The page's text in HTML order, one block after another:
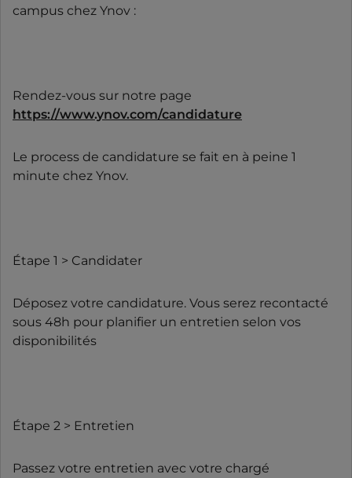
campus chez Ynov :
Rendez-vous sur notre page
https://www.ynov.com/candidature
Le process de candidature se fait en à peine 1
minute chez Ynov.
Étape 1 > Candidater
Déposez votre candidature. Vous serez recontacté
sous 48h pour planifier un entretien selon vos
disponibilités
Étape 2 > Entretien
Passez votre entretien avec votre chargé